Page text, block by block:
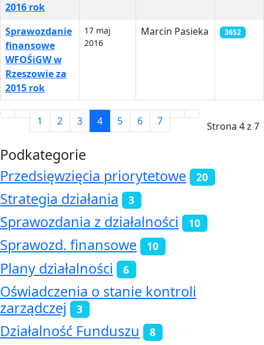
2016 rok
Sprawozdanie
finansowe
WFOŚiGW w
Rzeszowie za
2015 rok
17 maj
2016
Marcin Pasieka 3652
Strona 4 z 7
1 2 3 4 5 6 7
Podkategorie
Przedsięwzięcia priorytetowe
20
Strategia działania 3
Sprawozdania z działalności 10
Sprawozd. finansowe 10
Plany działalności 6
Oświadczenia o stanie kontroli
zarządczej
3
Działalność Funduszu 8